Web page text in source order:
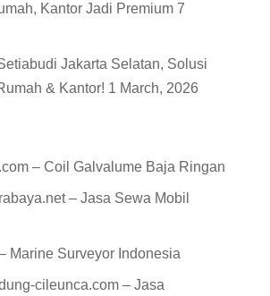
Kantor Jadi Premium 7
Jakarta Selatan, Solusi
& Kantor! 1 March, 2026
– Coil Galvalume Baja Ringan
– Jasa Sewa Mobil
Marine Surveyor Indonesia
cileunca.com – Jasa